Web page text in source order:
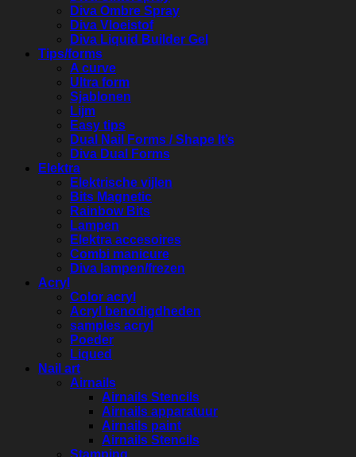
Diva Ombre Spray
Diva Vloeistof
Diva Liquid Builder Gel
Tips/forms
A curve
Ultra form
Sjablonen
Lijm
Easy tips
Dual Nail Forms / Shape It’s
Diva Dual Forms
Elektra
Elektrische vijlen
Bits Magnetic
Rainbow Bits
Lampen
Elektra accesoires
Combi manicure
Diva lampen/frezen
Acryl
Color acryl
Acryl benodigdheden
samples acryl
Poeder
Liqued
Nail art
Airnails
Airnails Stencils
Airnails apparatuur
Airnails paint
Airnails Stencils